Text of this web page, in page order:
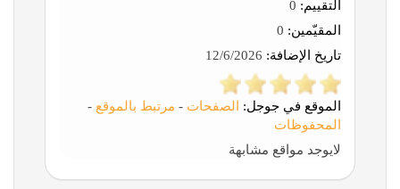
التقييم:
المقيّمين:
تاريخ الإضافة:
الموقع في جوجل: الصفحات - مرتبط بالموقع -
المحفوظات
لايوجد مواقع مشابهة